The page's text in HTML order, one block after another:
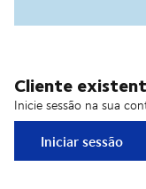
Cliente
Inicie sessão na sua
Iniciar sessão